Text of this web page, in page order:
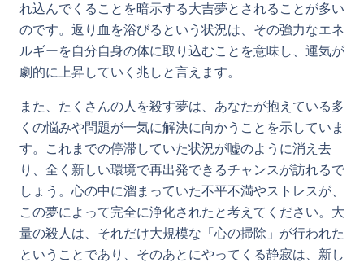
れ込んでくることを暗示する大吉夢とされることが多い
のです。返り血を浴びるという状況は、その強力なエネ
ルギーを自分自身の体に取り込むことを意味し、運気が
劇的に上昇していく兆しと言えます。
また、たくさんの人を殺す夢は、あなたが抱えている多
くの悩みや問題が一気に解決に向かうことを示していま
す。これまでの停滞していた状況が嘘のように消え去
り、全く新しい環境で再出発できるチャンスが訪れるで
しょう。心の中に溜まっていた不平不満やストレスが、
この夢によって完全に浄化されたと考えてください。大
量の殺人は、それだけ大規模な「心の掃除」が行われた
ということであり、そのあとにやってくる静寂は、新し